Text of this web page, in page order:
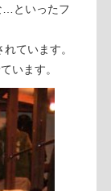
…といったフ
ています。
います。